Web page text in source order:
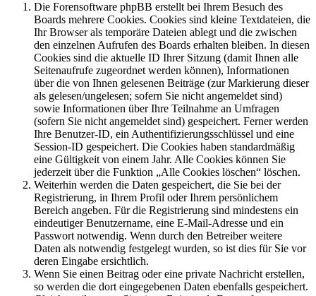
Die Forensoftware phpBB erstellt bei Ihrem Besuch des
Boards mehrere Cookies. Cookies sind kleine Textdateien, die
Ihr Browser als temporäre Dateien ablegt und die zwischen
den einzelnen Aufrufen des Boards erhalten bleiben. In diesen
Cookies sind die aktuelle ID Ihrer Sitzung (damit Ihnen alle
Seitenaufrufe zugeordnet werden können), Informationen
über die von Ihnen gelesenen Beiträge (zur Markierung dieser
als gelesen/ungelesen; sofern Sie nicht angemeldet sind)
sowie Informationen über Ihre Teilnahme an Umfragen
(sofern Sie nicht angemeldet sind) gespeichert. Ferner werden
Ihre Benutzer-ID, ein Authentifizierungsschlüssel und eine
Session-ID gespeichert. Die Cookies haben standardmäßig
eine Gültigkeit von einem Jahr. Alle Cookies können Sie
jederzeit über die Funktion „Alle Cookies löschen“ löschen.
Weiterhin werden die Daten gespeichert, die Sie bei der
Registrierung, in Ihrem Profil oder Ihrem persönlichem
Bereich angeben. Für die Registrierung sind mindestens ein
eindeutiger Benutzername, eine E-Mail-Adresse und ein
Passwort notwendig. Wenn durch den Betreiber weitere
Daten als notwendig festgelegt wurden, so ist dies für Sie vor
deren Eingabe ersichtlich.
Wenn Sie einen Beitrag oder eine private Nachricht erstellen,
so werden die dort eingegebenen Daten ebenfalls gespeichert.